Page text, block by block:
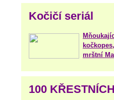
Kočičí seriál
mrštní
100